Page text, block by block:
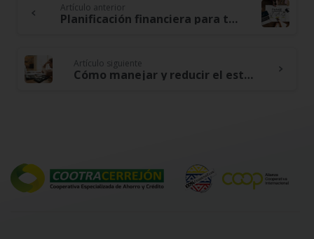
Continue
Reading
Artículo anterior
Planificación financiera para tiempos de emergencia, consejos de como equipar y mantener el control
Artículo siguiente
Cómo manejar y reducir el estrés financiero de tus gastos sin sacrificar calidad de vida